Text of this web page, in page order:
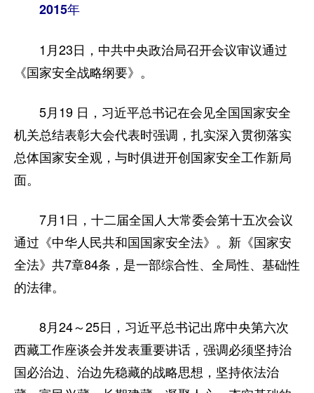
2015年
1月23日，中共中央政治局召开会议审议通过
《国家安全战略纲要》。
5月19 日，习近平总书记在会见全国国家安全
机关总结表彰大会代表时强调，扎实深入贯彻落实
总体国家安全观，与时俱进开创国家安全工作新局
面。
7月1日，十二届全国人大常委会第十五次会议
通过《中华人民共和国国家安全法》。新《国家安
全法》共7章84条，是一部综合性、全局性、基础性
的法律。
8月24～25日，习近平总书记出席中央第六次
西藏工作座谈会并发表重要讲话，强调必须坚持治
国必治边、治边先稳藏的战略思想，坚持依法治